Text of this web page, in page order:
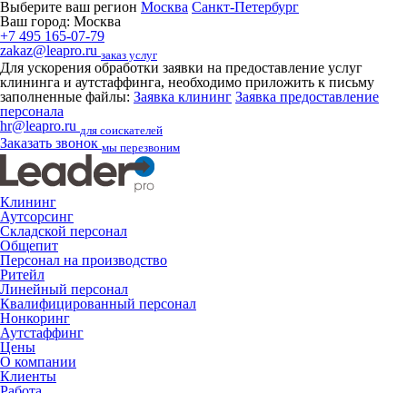
Выберите ваш регион Москва Санкт-Петербург
Ваш город: Москва
+7 495 165-07-79
zakaz@leapro.ru заказ услуг
Для ускорения обработки заявки на предоставление услуг
клининга и аутстаффинга, необходимо приложить к письму
заполненные файлы: Заявка клининг Заявка предоставление
персонала
hr@leapro.ru для соискателей
Заказать звонок мы перезвоним
Клининг
Аутсорсинг
Складской персонал
Общепит
Персонал на производство
Ритейл
Линейный персонал
Квалифицированный персонал
Нонкоринг
Аутстаффинг
Цены
О компании
Клиенты